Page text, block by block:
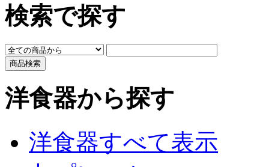
検索で探す
洋食器から探す
洋食器すべて表示